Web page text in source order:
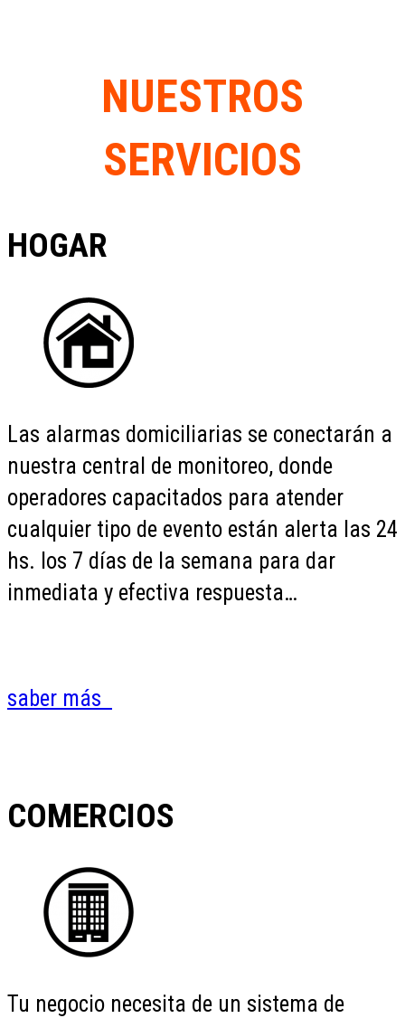
NUESTROS
SERVICIOS
HOGAR
Las alarmas domiciliarias se conectarán a
nuestra central de monitoreo, donde
operadores capacitados para atender
cualquier tipo de evento están alerta las 24
hs. los 7 días de la semana para dar
inmediata y efectiva respuesta…
saber más
COMERCIOS
Tu negocio necesita de un sistema de